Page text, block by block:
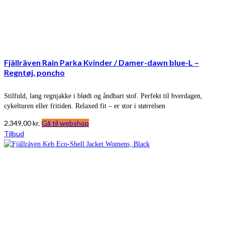
Fjällräven Rain Parka Kvinder / Damer-dawn blue-L –
Regntøj, poncho
Stilfuld, lang regnjakke i blødt og åndbart stof. Perfekt til hverdagen,
cykelturen eller fritiden. Relaxed fit – er stor i størrelsen
2.349,00kr. Gå til webshop
Tilbud